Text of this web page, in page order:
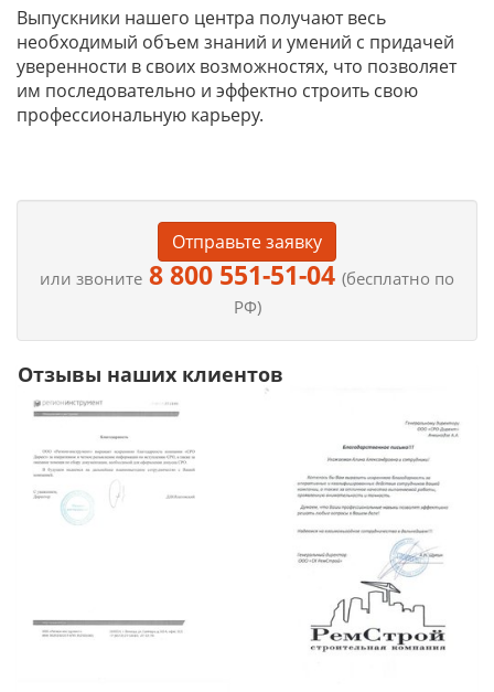
Выпускники нашего центра получают весь
необходимый объем знаний и умений с придачей
уверенности в своих возможностях, что позволяет
им последовательно и эффектно строить свою
профессиональную карьеру.
Отправьте заявку
или звоните 8 800 551-51-04 (бесплатно по
РФ)
Отзывы наших клиентов